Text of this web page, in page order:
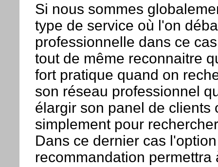
Si nous sommes
type de service où l'on
professionnelle dans ce
tout de même reconnaitre
fort pratique quand on
son réseau professionnel
élargir son panel de clients
simplement pour
Dans ce dernier cas
recommandation permettra